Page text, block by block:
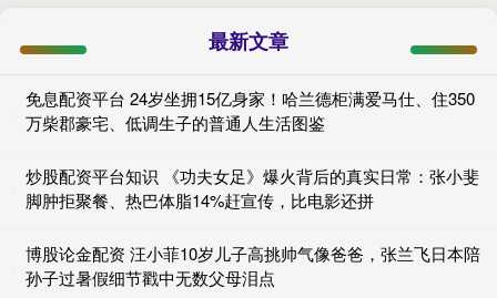
最新文章
免息配资平台 24岁坐拥15亿身家！哈兰德柜满爱马仕、住350
万柴郡豪宅、低调生子的普通人生活图鉴
炒股配资平台知识 《功夫女足》爆火背后的真实日常：张小斐
脚肿拒聚餐、热巴体脂14%赶宣传，比电影还拼
博股论金配资 汪小菲10岁儿子高挑帅气像爸爸，张兰飞日本陪
孙子过暑假细节戳中无数父母泪点